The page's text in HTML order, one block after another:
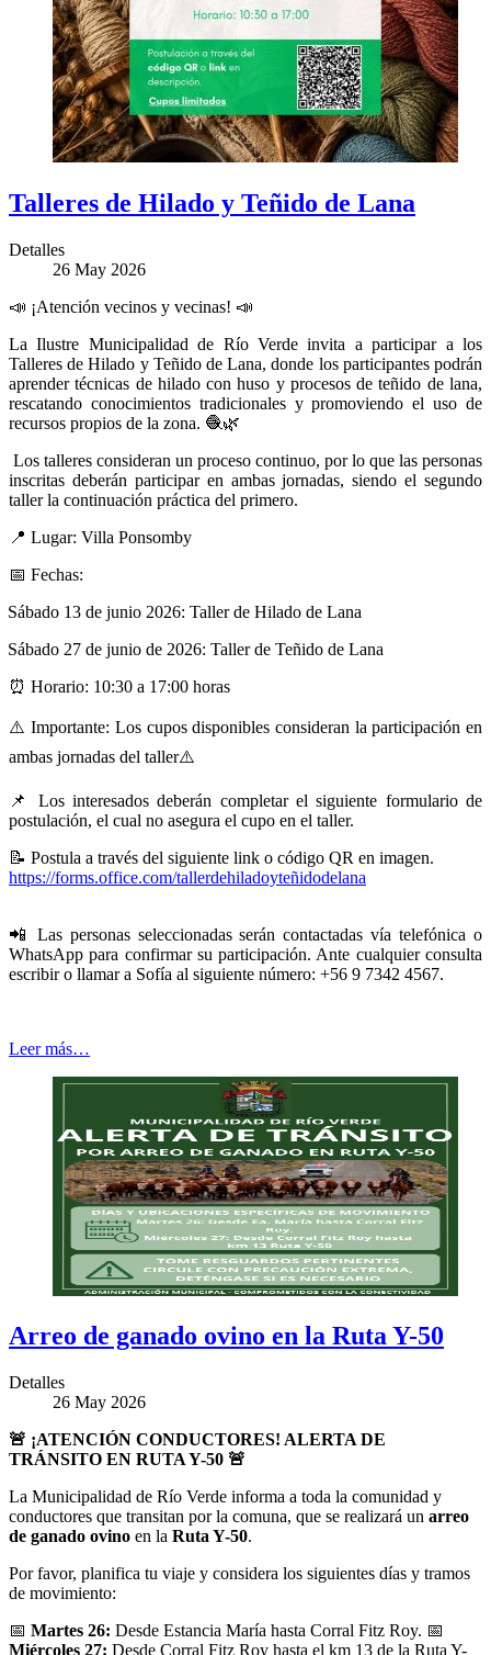
Talleres de Hilado y Teñido de Lana
Detalles
26 May 2026
📣 ¡Atención vecinos y vecinas! 📣
La Ilustre Municipalidad de Río Verde invita a participar a los
Talleres de Hilado y Teñido de Lana, donde los participantes podrán
aprender técnicas de hilado con huso y procesos de teñido de lana,
rescatando conocimientos tradicionales y promoviendo el uso de
recursos propios de la zona. 🧶🌿
Los talleres consideran un proceso continuo, por lo que las personas
inscritas deberán participar en ambas jornadas, siendo el segundo
taller la continuación práctica del primero.
📍 Lugar: Villa Ponsomby
📅 Fechas:
Sábado 13 de junio 2026: Taller de Hilado de Lana
Sábado 27 de junio de 2026: Taller de Teñido de Lana
⏰ Horario: 10:30 a 17:00 horas
⚠️ Importante: Los cupos disponibles consideran la participación en
ambas jornadas del taller⚠️
📌
Los interesados deberán completar el siguiente formulario de
postulación, el cual no asegura el cupo en el taller.
📝 Postula a través del siguiente link o código QR en imagen.
https://forms.office.com/tallerdehiladoyteñidodelana
📲
Las personas seleccionadas serán contactadas vía telefónica o
WhatsApp para confirmar su participación. Ante cualquier consulta
escribir o llamar a Sofía al siguiente número: +56 9 7342 4567.
Leer más…
Arreo de ganado ovino en la Ruta Y-50
Detalles
26 May 2026
🚨 ¡ATENCIÓN CONDUCTORES! ALERTA DE
TRÁNSITO EN RUTA Y-50 🚨
La Municipalidad de Río Verde informa a toda la comunidad y
conductores que transitan por la comuna, que se realizará un arreo
de ganado ovino en la Ruta Y-50.
Por favor, planifica tu viaje y considera los siguientes días y tramos
de movimiento:
📅 Martes 26: Desde Estancia María hasta Corral Fitz Roy. 📅
Miércoles 27: Desde Corral Fitz Roy hasta el km 13 de la Ruta Y-